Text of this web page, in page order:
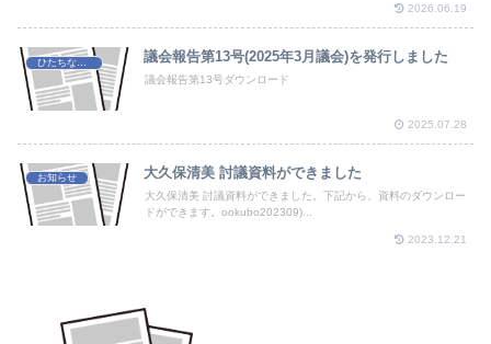
2026.06.19
議会報告第13号(2025年3月議会)を発行しました
議会報告第13号ダウンロード
2025.07.28
お知らせ 大久保清美 討議資料ができました
大久保清美 討議資料ができました。下記から、資料のダウンロー
ドができます。ookubo202309)...
2023.12.21